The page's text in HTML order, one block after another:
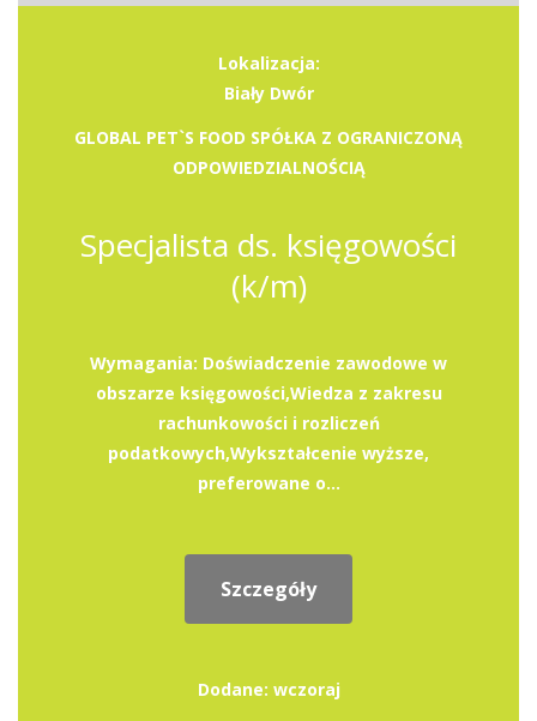
Lokalizacja:
Biały Dwór
GLOBAL PET`S FOOD SPÓŁKA Z OGRANICZONĄ
ODPOWIEDZIALNOŚCIĄ
Specjalista ds. księgowości
(k/m)
Wymagania: Doświadczenie zawodowe w
obszarze księgowości,Wiedza z zakresu
rachunkowości i rozliczeń
podatkowych,Wykształcenie wyższe,
preferowane o...
Szczegóły
Dodane: wczoraj